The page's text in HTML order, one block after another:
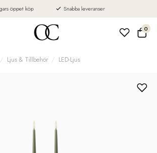
öppet köp Snabba leveranser
0
Ljus & Tillbehör LED-Ljus